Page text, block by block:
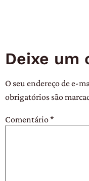
Deixe um
O seu endereço de e-
obrigatórios são
Comentário*